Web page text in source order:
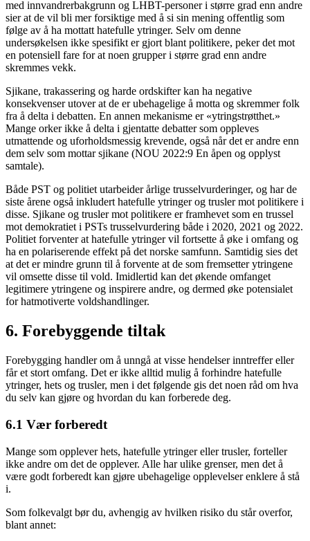
med innvandrerbakgrunn og LHBT-personer i større grad enn andre
sier at de vil bli mer forsiktige med å si sin mening offentlig som
følge av å ha mottatt hatefulle ytringer. Selv om denne
undersøkelsen ikke spesifikt er gjort blant politikere, peker det mot
en potensiell fare for at noen grupper i større grad enn andre
skremmes vekk.
Sjikane, trakassering og harde ordskifter kan ha negative
konsekvenser utover at de er ubehagelige å motta og skremmer folk
fra å delta i debatten. En annen mekanisme er «ytringstrøtthet.»
Mange orker ikke å delta i gjentatte debatter som oppleves
utmattende og uforholdsmessig krevende, også når det er andre enn
dem selv som mottar sjikane (NOU 2022:9 En åpen og opplyst
samtale).
Både PST og politiet utarbeider årlige trusselvurderinger, og har de
siste årene også inkludert hatefulle ytringer og trusler mot politikere i
disse. Sjikane og trusler mot politikere er framhevet som en trussel
mot demokratiet i PSTs trusselvurdering både i 2020, 2021 og 2022.
Politiet forventer at hatefulle ytringer vil fortsette å øke i omfang og
ha en polariserende effekt på det norske samfunn. Samtidig sies det
at det er mindre grunn til å forvente at de som fremsetter ytringene
vil omsette disse til vold. Imidlertid kan det økende omfanget
legitimere ytringene og inspirere andre, og dermed øke potensialet
for hatmotiverte voldshandlinger.
6. Forebyggende tiltak
Forebygging handler om å unngå at visse hendelser inntreffer eller
får et stort omfang. Det er ikke alltid mulig å forhindre hatefulle
ytringer, hets og trusler, men i det følgende gis det noen råd om hva
du selv kan gjøre og hvordan du kan forberede deg.
6.1 Vær forberedt
Mange som opplever hets, hatefulle ytringer eller trusler, forteller
ikke andre om det de opplever. Alle har ulike grenser, men det å
være godt forberedt kan gjøre ubehagelige opplevelser enklere å stå
i.
Som folkevalgt bør du, avhengig av hvilken risiko du står overfor,
blant annet: